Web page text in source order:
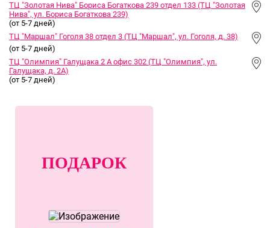
ТЦ "Золотая Нива" Бориса Богаткова 239 отдел 133 (ТЦ "Золотая
Нива", ул. Бориса Богаткова 239)
(от 5-7 дней)
ТЦ "Маршал" Гоголя 38 отдел 3 (ТЦ "Маршал", ул. Гоголя, д. 38)
(от 5-7 дней)
ТЦ "Олимпия" Галущака 2 А офис 302 (ТЦ "Олимпия", ул.
Галущака, д. 2А)
(от 5-7 дней)
ПОДАРОК